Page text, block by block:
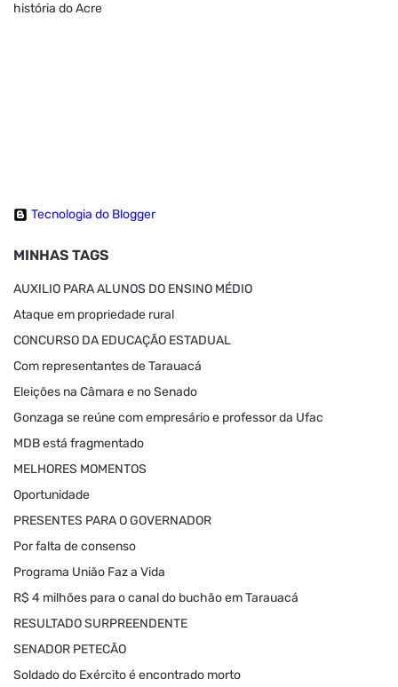
história do Acre
Tecnologia do Blogger
MINHAS TAGS
AUXILIO PARA ALUNOS DO ENSINO MÉDIO
Ataque em propriedade rural
CONCURSO DA EDUCAÇÃO ESTADUAL
Com representantes de Tarauacá
Eleições na Câmara e no Senado
Gonzaga se reúne com empresário e professor da Ufac
MDB está fragmentado
MELHORES MOMENTOS
Oportunidade
PRESENTES PARA O GOVERNADOR
Por falta de consenso
Programa União Faz a Vida
R$ 4 milhões para o canal do buchão em Tarauacá
RESULTADO SURPREENDENTE
SENADOR PETECÃO
Soldado do Exército é encontrado morto